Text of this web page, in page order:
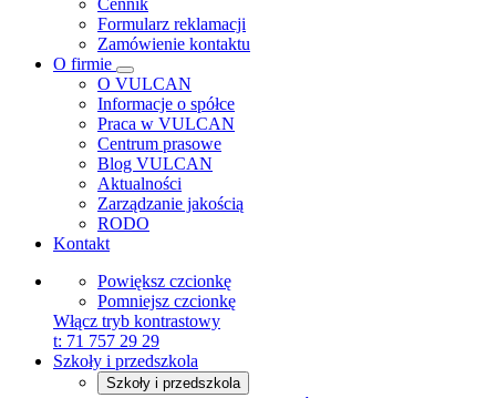
Cennik
Formularz reklamacji
Zamówienie kontaktu
O firmie
O VULCAN
Informacje o spółce
Praca w VULCAN
Centrum prasowe
Blog VULCAN
Aktualności
Zarządzanie jakością
RODO
Kontakt
Powiększ czcionkę
Pomniejsz czcionkę
Włącz tryb kontrastowy
t: 71 757 29 29
Szkoły i przedszkola
Szkoły i przedszkola